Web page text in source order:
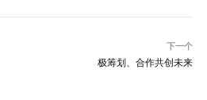
下一个
极筹划、合作共创未来